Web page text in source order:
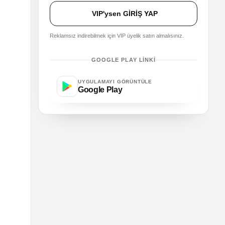
VIP'ysen GİRİŞ YAP
Reklamsız indirebilmek için VIP üyelik satın almalısınız.
GOOGLE PLAY LINKI
UYGULAMAYI GÖRÜNTÜLE
Google Play